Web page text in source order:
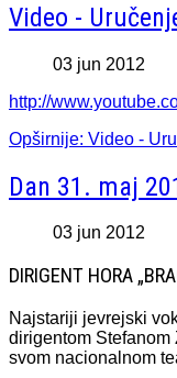
Video -
03 jun 2012
http://
Opširnije: Video -
Dan 31. maj
03 jun 2012
DIRIGENT HORA
Najstariji jevrejski
dirigentom
svom nacionalnom